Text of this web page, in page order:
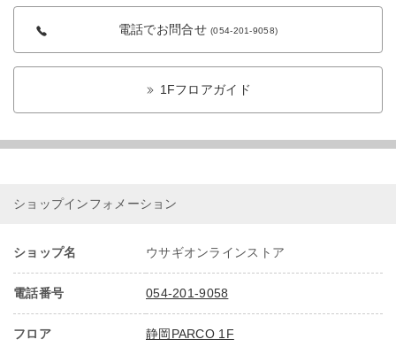
電話でお問合せ(054-201-9058)
1Fフロアガイド
ショップインフォメーション
ショップ名 ウサギオンラインストア
電話番号 054-201-9058
フロア 静岡PARCO 1F